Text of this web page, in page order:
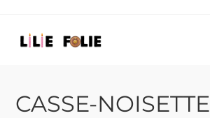
CASSE-NOISETTE